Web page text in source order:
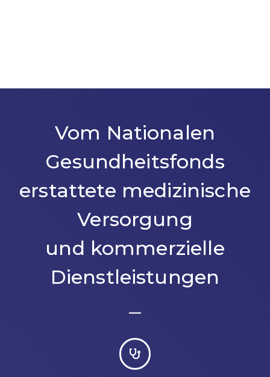
Vom Nationalen
Gesundheitsfonds
erstattete medizinische
Versorgung
und kommerzielle
Dienstleistungen